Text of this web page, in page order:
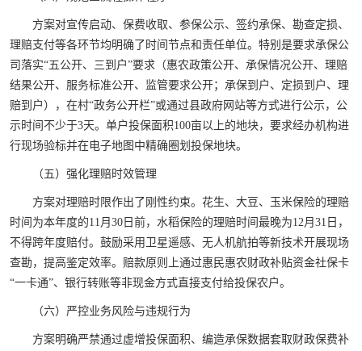
方案对宣传启动、保费收取、参保公示、签约承保、勘查定损、
理赔支付等各环节均明确了时间节点和责任单位。特别是要求承保公
司落实“五公开、三到户”要求（惠农政策公开、承保情况公开、理赔
结果公开、服务标准公开、监管要求公开；承保到户、定损到户、理
赔到户），在村“政务公开栏”或通过县政府网站等方式进行公示，公
示时间不少于3天。单户投保面积100亩以上的地块，要求经办机构进
行现场验标并在电子地图中精确圈划投保地块。
（五）强化理赔时效管理
方案对理赔时限作出了刚性约束。花生、大豆、玉米保险的理赔
时间为本年度的11月30日前，水稻保险的理赔时间最晚为12月31日，
不得跨年度赔付。鼓励采用卫星遥感、无人机航拍等新技术开展现场
查勘，提高鉴定效率。赔款原则上通过惠民惠农财政补贴资金社保卡
“一卡通”、银行转账等非现金方式直接支付给投保农户。
（六）严控业务风险与违规行为
方案明确严禁通过虚增投保面积、编造承保数据套取财政保费补